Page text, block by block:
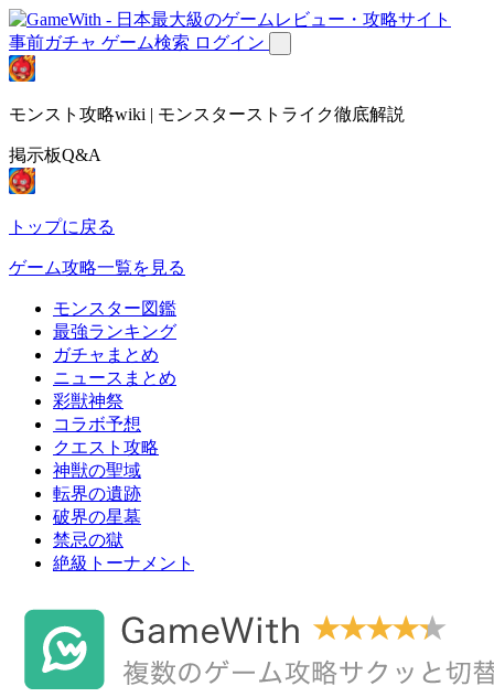
事前ガチャ ゲーム検索 ログイン
モンスト攻略wiki | モンスターストライク徹底解説
掲示板Q&A
トップに戻る
ゲーム攻略一覧を見る
モンスター図鑑
最強ランキング
ガチャまとめ
ニュースまとめ
彩獣神祭
コラボ予想
クエスト攻略
神獣の聖域
転界の遺跡
破界の星墓
禁忌の獄
絶級トーナメント